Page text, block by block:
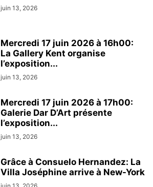
juin 13, 2026
Mercredi 17 juin 2026 à 16h00:
La Gallery Kent organise
l’exposition...
juin 13, 2026
Mercredi 17 juin 2026 à 17h00:
Galerie Dar D’Art présente
l’exposition...
juin 13, 2026
Grâce à Consuelo Hernandez: La
Villa Joséphine arrive à New-York